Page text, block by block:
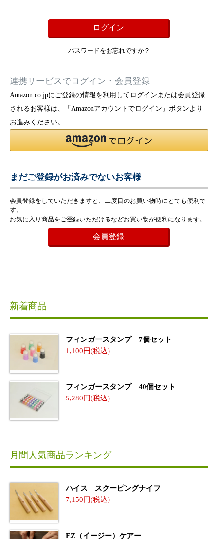
ログイン
パスワードをお忘れですか？
連携サービスでログイン・会員登録
Amazon.co.jpにご登録の情報を利用してログインまたは会員登録
されるお客様は、「Amazonアカウントでログイン」ボタンより
お進みください。
まだご登録がお済みでないお客様
会員登録をしていただきますと、二度目のお買い物時にとても便利で
す。
お気に入り商品をご登録いただけるなどお買い物が便利になります。
会員登録
新着商品
フィンガースタンプ 7個セット
1,100
フィンガースタンプ 40個セット
5,280
月間人気商品ランキング
ハイス スクーピングナイフ
7,150
EZ（イージー）ケアー